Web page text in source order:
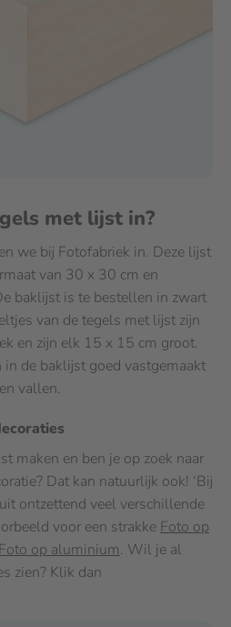
met lijst in?
we bij Fotofabriek in. Deze lijst
van 30 x 30 cm en
baklijst is te bestellen in zwart
van de tegels met lijst zijn
en zijn elk 15 x 15 cm groot.
de baklijst goed vastgemaakt
vallen.
maken en ben je op zoek naar
Dat kan natuurlijk ook! ‘Bij
ontzettend veel verschillende
voor een strakke Foto op
Foto op aluminium. Wil je al
zien? Klik dan